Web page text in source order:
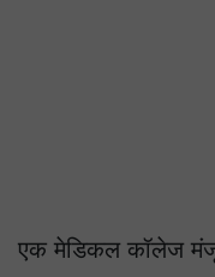
एक मेडिकल कॉलेज